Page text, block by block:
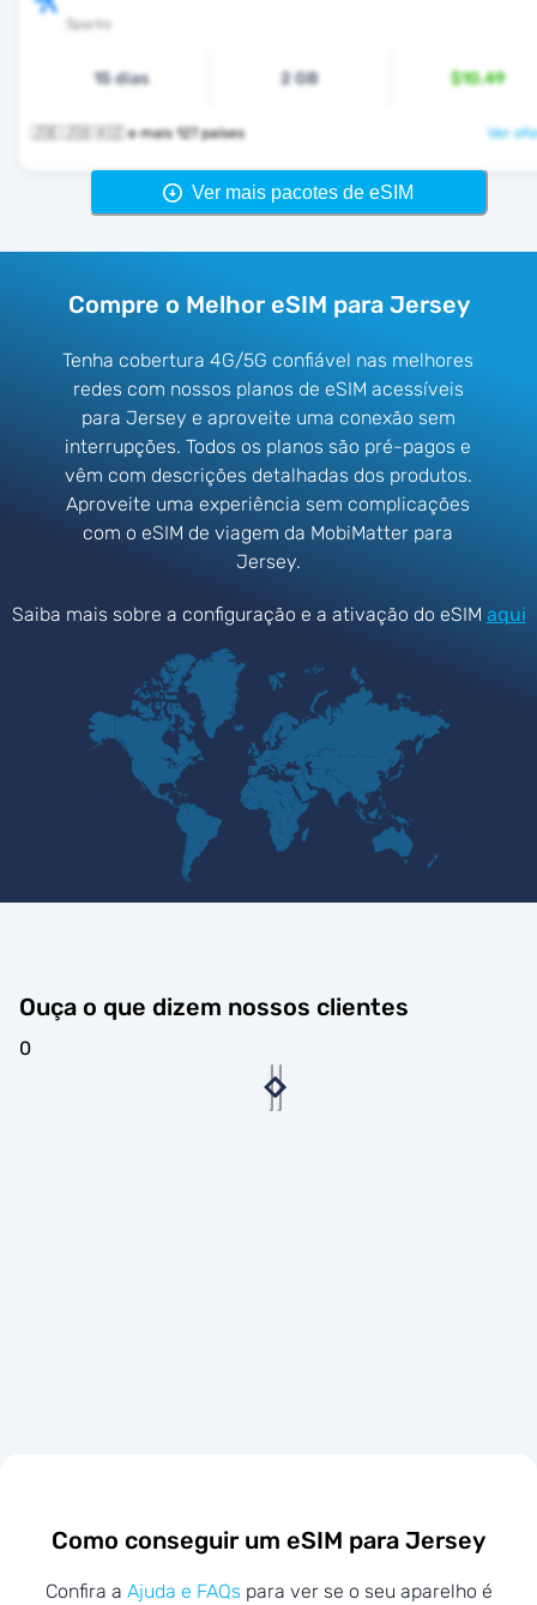
Sparks
15 dias 2 GB $10.49
🇯🇪 🇯🇴 🇰🇿 e mais 127 países Ver
Ver mais pacotes de eSIM
Compre o Melhor eSIM para Jersey
Tenha cobertura 4G/5G confiável nas melhores
redes com nossos planos de eSIM acessíveis
para Jersey e aproveite uma conexão sem
interrupções. Todos os planos são pré-pagos e
vêm com descrições detalhadas dos produtos.
Aproveite uma experiência sem complicações
com o eSIM de viagem da MobiMatter para
Jersey.
Saiba mais sobre a configuração e a ativação do eSIM aqui
Ouça o que dizem nossos clientes
0
Como conseguir um eSIM para Jersey
Confira a Ajuda e FAQs para ver se o seu aparelho é